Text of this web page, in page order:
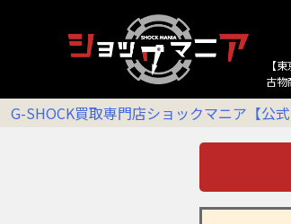
【
古
G-SHOCK買取専門店ショックマニア【公式